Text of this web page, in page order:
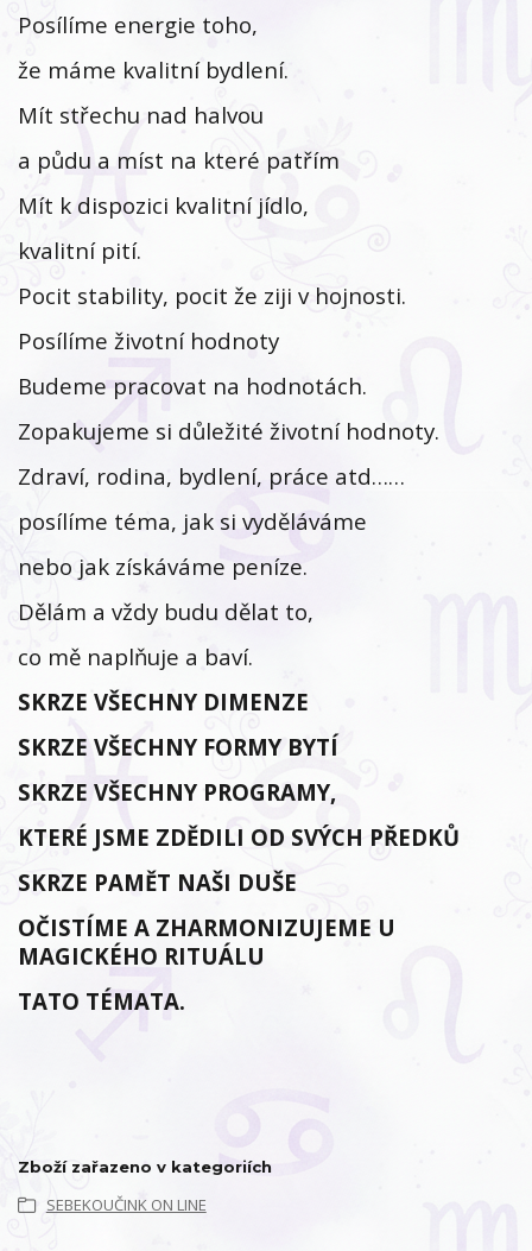
Posílíme energie toho,
že máme kvalitní bydlení.
Mít střechu nad halvou
a půdu a míst na které patřím
Mít k dispozici kvalitní jídlo,
kvalitní pití.
Pocit stability, pocit že ziji v hojnosti.
Posílíme životní hodnoty
Budeme pracovat na hodnotách.
Zopakujeme si důležité životní hodnoty.
Zdraví, rodina, bydlení, práce atd……
posílíme téma, jak si vyděláváme
nebo jak získáváme peníze.
Dělám a vždy budu dělat to,
co mě naplňuje a baví.
SKRZE VŠECHNY DIMENZE
SKRZE VŠECHNY FORMY BYTÍ
SKRZE VŠECHNY PROGRAMY,
KTERÉ JSME ZDĚDILI OD SVÝCH PŘEDKŮ
SKRZE PAMĚT NAŠI DUŠE
OČISTÍME A ZHARMONIZUJEME U
MAGICKÉHO RITUÁLU
TATO TÉMATA.
Zboží zařazeno v kategoriích
SEBEKOUČINK ON LINE